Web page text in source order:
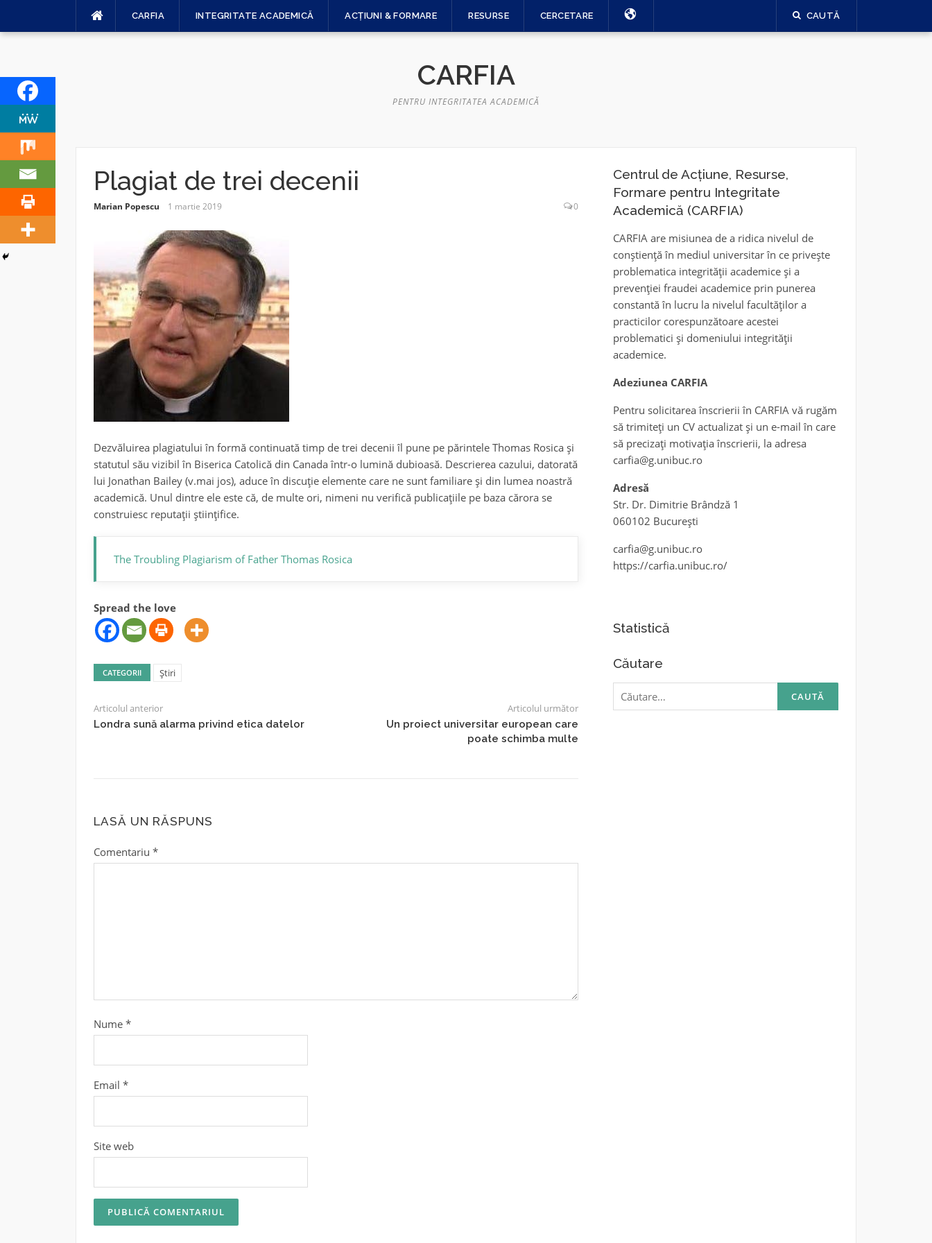
CARFIA INTEGRITATE ACADEMICĂ ACȚIUNI & FORMARE RESURSE CERCETARE CAUTĂ
CARFIA
PENTRU INTEGRITATEA ACADEMICĂ
Plagiat de trei decenii
Marian Popescu 1 martie 2019 0
Dezvăluirea plagiatului în formă continuată timp de trei decenii îl pune pe părintele Thomas Rosica și
statutul său vizibil în Biserica Catolică din Canada într-o lumină dubioasă. Descrierea cazului, datorată
lui Jonathan Bailey (v.mai jos), aduce în discuție elemente care ne sunt familiare și din lumea noastră
academică. Unul dintre ele este că, de multe ori, nimeni nu verifică publicațiile pe baza cărora se
construiesc reputații științifice.
The Troubling Plagiarism of Father Thomas Rosica
Spread the love
CATEGORII Știri
Articolul anterior
Londra sună alarma privind etica datelor
Articolul următor
Un proiect universitar european care
poate schimba multe
LASĂ UN RĂSPUNS
Comentariu *
Nume *
Email *
Site web
Centrul de Acțiune, Resurse,
Formare pentru Integritate
Academică (CARFIA)
CARFIA are misiunea de a ridica nivelul de
conștiență în mediul universitar în ce privește
problematica integrității academice și a
prevenției fraudei academice prin punerea
constantă în lucru la nivelul facultăților a
practicilor corespunzătoare acestei
problematici și domeniului integrității
academice.
Adeziunea CARFIA
Pentru solicitarea înscrierii în CARFIA vă rugăm
să trimiteți un CV actualizat și un e-mail în care
să precizați motivația înscrierii, la adresa
carfia@g.unibuc.ro
Adresă
Str. Dr. Dimitrie Brândză 1
060102 București
carfia@g.unibuc.ro
https://carfia.unibuc.ro/
Statistică
Căutare
Caută
după: